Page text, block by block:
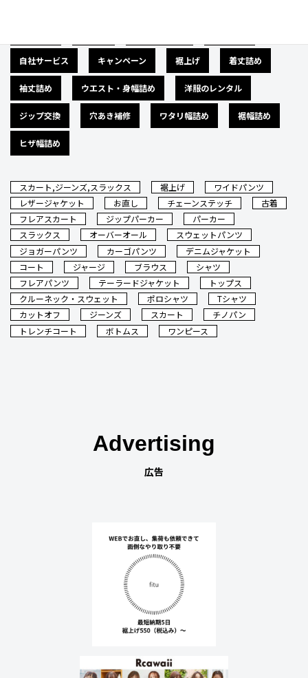
自社サービス キャンペーン 裾上げ 着丈詰め
袖丈詰め ウエスト・身幅詰め 洋服のレンタル
ジップ交換 穴あき補修 ワタリ幅詰め 裾幅詰め
ヒザ幅詰め
スカート,ジーンズ,スラックス 裾上げ
ワイドパンツ
レザージャケット
お直し チェーンステッチ
古着
フレアスカート
ジップパーカー
パーカー
スラックス
オーバーオール
スウェットパンツ
ジョガーパンツ
カーゴパンツ
デニムジャケット
コート
ジャージ ブラウス
シャツ
フレアパンツ
テーラードジャケット
トップス
クルーネック・スウェット
ポロシャツ
Tシャツ
カットオフ
ジーンズ スカート
チノパン
トレンチコート
ボトムス ワンピース
Advertising
広告